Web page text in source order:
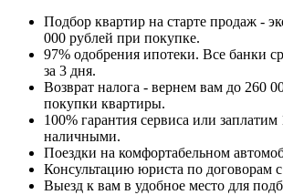
Подбор квартир на старте продаж -
000 рублей при покупке.
97% одобрения ипотеки. Все банки
за 3 дня.
Возврат налога - вернем вам до 260
покупки квартиры.
100% гарантия сервиса или заплатим
наличными.
Поездки на комфортабельном
Консультацию юриста по договорам
Выезд к вам в удобное место для